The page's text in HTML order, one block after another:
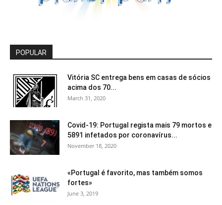
POPULAR
Vitória SC entrega bens em casas de sócios
acima dos 70...
March 31, 2020
Covid-19: Portugal regista mais 79 mortos e
5891 infetados por coronavírus...
November 18, 2020
«Portugal é favorito, mas também somos
fortes»
June 3, 2019